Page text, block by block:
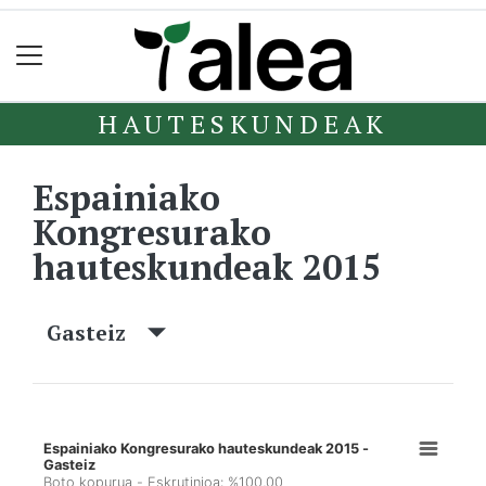
HAUTESKUNDEAK
Espainiako
Kongresurako
hauteskundeak 2015
Gasteiz
Espainiako Kongresurako hauteskundeak 2015 -
Gasteiz
Boto kopurua - Eskrutinioa: %100,00